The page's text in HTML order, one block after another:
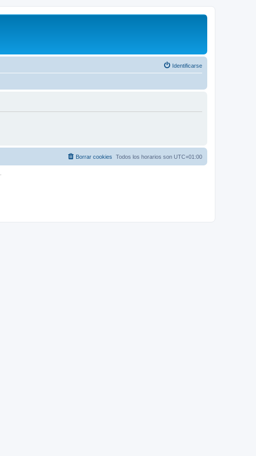
Identificarse
Todos los horarios son UTC+01:00
Borrar cookies